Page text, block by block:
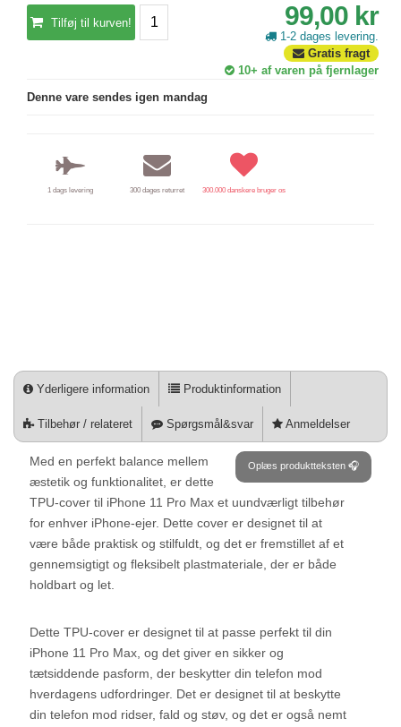
Tilføj til kurven! 99,00 kr
1-2 dages levering.
Gratis fragt
10+ af varen på fjernlager
Denne vare sendes igen mandag
1 dags levering 300 dages returret 300.000 danskere bruger os
Yderligere information Produktinformation
Tilbehør / relateret Spørgsmål&svar Anmeldelser
Oplæs produktteksten 🎧
Med en perfekt balance mellem
æstetik og funktionalitet, er dette
TPU-cover til iPhone 11 Pro Max et uundværligt tilbehør
for enhver iPhone-ejer. Dette cover er designet til at
være både praktisk og stilfuldt, og det er fremstillet af et
gennemsigtigt og fleksibelt plastmateriale, der er både
holdbart og let.
Dette TPU-cover er designet til at passe perfekt til din
iPhone 11 Pro Max, og det giver en sikker og
tætsiddende pasform, der beskytter din telefon mod
hverdagens udfordringer. Det er designet til at beskytte
din telefon mod ridser, fald og støv, og det er også nemt